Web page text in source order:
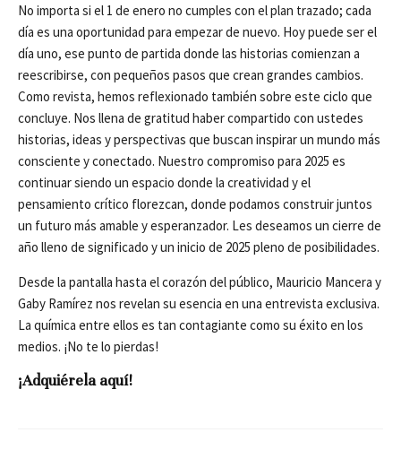
No importa si el 1 de enero no cumples con el plan trazado; cada
día es una oportunidad para empezar de nuevo. Hoy puede ser el
día uno, ese punto de partida donde las historias comienzan a
reescribirse, con pequeños pasos que crean grandes cambios.
Como revista, hemos reflexionado también sobre este ciclo que
concluye. Nos llena de gratitud haber compartido con ustedes
historias, ideas y perspectivas que buscan inspirar un mundo más
consciente y conectado. Nuestro compromiso para 2025 es
continuar siendo un espacio donde la creatividad y el
pensamiento crítico florezcan, donde podamos construir juntos
un futuro más amable y esperanzador. Les deseamos un cierre de
año lleno de significado y un inicio de 2025 pleno de posibilidades.
Desde la pantalla hasta el corazón del público, Mauricio Mancera y
Gaby Ramírez nos revelan su esencia en una entrevista exclusiva.
La química entre ellos es tan contagiante como su éxito en los
medios. ¡No te lo pierdas!
¡Adquiérela aquí!